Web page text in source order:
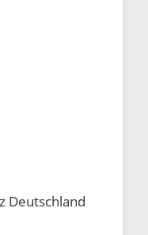
Deutschland